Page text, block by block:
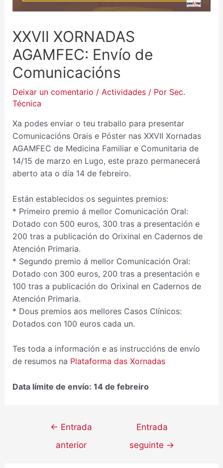
XXVII XORNADAS
AGAMFEC: Envío de
Comunicacións
Deixar un comentario / Actividades/ Por Sec.
Técnica
Xa podes enviar o teu traballo para presentar
Comunicacións Orais e Póster nas XXVII Xornadas
AGAMFEC de Medicina Familiar e Comunitaria de
14/15 de marzo en Lugo, este prazo permanecerá
aberto ata o día 14 de febreiro.
Están establecidos os seguintes premios:
* Primeiro premio á mellor Comunicación Oral:
Dotado con 500 euros, 300 tras a presentación e
200 tras a publicación do Orixinal en Cadernos de
Atención Primaria.
* Segundo premio á mellor Comunicación Oral:
Dotado con 300 euros, 200 tras a presentación e
100 tras a publicación do Orixinal en Cadernos de
Atención Primaria.
* Dous premios aos mellores Casos Clínicos:
Dotados con 100 euros cada un.
Tes toda a información e as instruccións de envío
de resumos na Plataforma das Xornadas
Data límite de envío: 14 de febreiro
← Entrada
anterior
Entrada
seguinte →